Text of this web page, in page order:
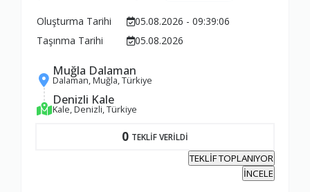
Oluşturma Tarihi
05.08.2026 - 09:39:06
Taşınma Tarihi
05.08.2026
Muğla Dalaman
Dalaman, Muğla, Türkiye
Denizli Kale
Kale, Denizli, Türkiye
0 TEKLİF VERİLDİ
TEKLİF TOPLANIYOR
İNCELE